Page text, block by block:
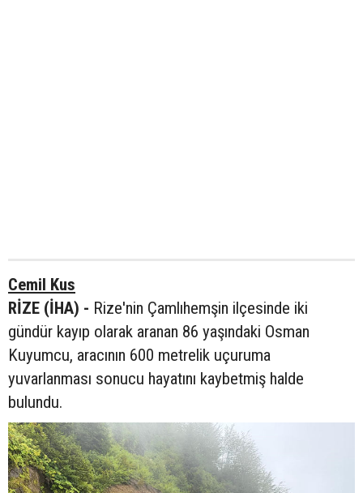
Cemil Kus
RİZE (İHA) - Rize'nin Çamlıhemşin ilçesinde iki
gündür kayıp olarak aranan 86 yaşındaki Osman
Kuyumcu, aracının 600 metrelik uçuruma
yuvarlanması sonucu hayatını kaybetmiş halde
bulundu.